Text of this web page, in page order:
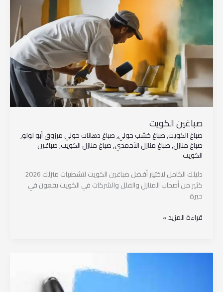
صباغين الكويت
صباغ الكويت,صباغ خشب حولي,صباغ دهانات حولي مرزوق أبو لولو,
صباغ منازل,صباغ منازل الأحمدي,صباغ منازل الكويت,صباغين
الكويت
دليلك الكامل لاختيار أفضل صباغين الكويت لتشطيبات منزلك 2026
كثير من أصحاب المنازل والفلل والشركات في الكويت يقعون في
حيرة
الكويت
قراءة المزيد »